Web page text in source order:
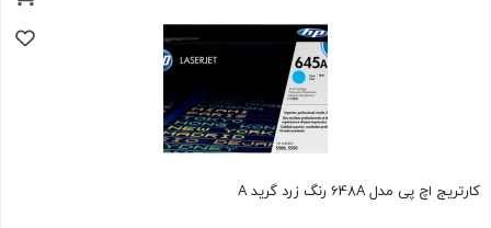
کارتریج اچ پی مدل 648A رنگ زرد گرید A